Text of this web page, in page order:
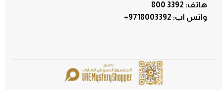
هاتف: 3392 800
+9718003392 :واتس اب